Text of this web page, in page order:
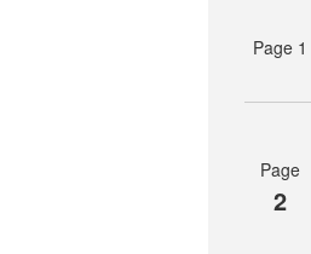
Page 1
Page
2